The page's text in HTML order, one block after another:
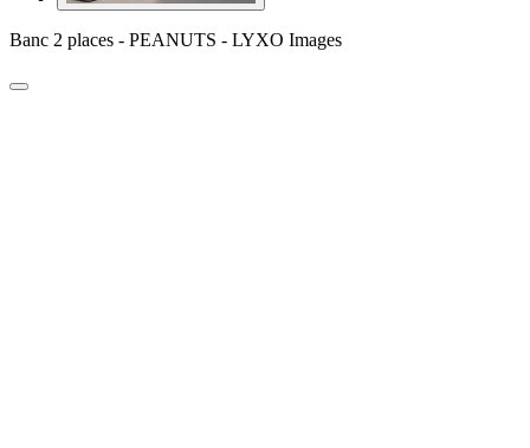
Banc 2 places - PEANUTS - LYXO Images